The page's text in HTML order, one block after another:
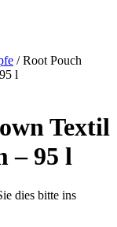
/ Root Pouch
l
Textil
– 95 l
dies bitte ins